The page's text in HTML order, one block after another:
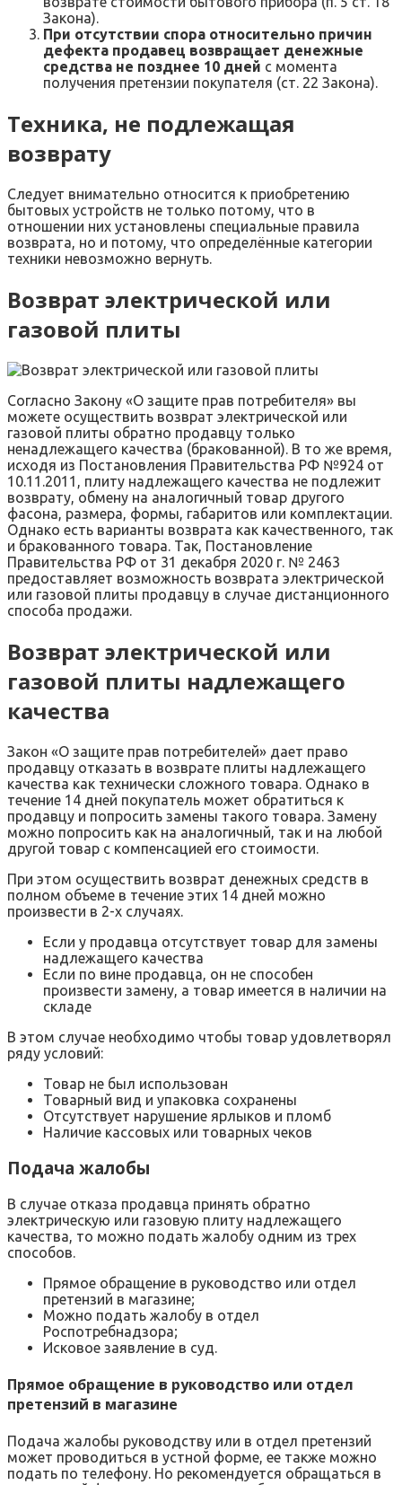
Закона).
При отсутствии спора относительно причин
дефекта продавец возвращает денежные
средства не позднее 10 дней с момента
получения претензии покупателя (ст. 22 Закона).
Техника, не подлежащая
возврату
Следует внимательно относится к приобретению
бытовых устройств не только потому, что в
отношении них установлены специальные правила
возврата, но и потому, что определённые категории
техники невозможно вернуть.
Возврат электрической или
газовой плиты
Согласно Закону «О защите прав потребителя» вы
можете осуществить возврат электрической или
газовой плиты обратно продавцу только
ненадлежащего качества (бракованной). В то же время,
исходя из Постановления Правительства РФ №924 от
10.11.2011, плиту надлежащего качества не подлежит
возврату, обмену на аналогичный товар другого
фасона, размера, формы, габаритов или комплектации.
Однако есть варианты возврата как качественного, так
и бракованного товара. Так, Постановление
Правительства РФ от 31 декабря 2020 г. № 2463
предоставляет возможность возврата электрической
или газовой плиты продавцу в случае дистанционного
способа продажи.
Возврат электрической или
газовой плиты надлежащего
качества
Закон «О защите прав потребителей» дает право
продавцу отказать в возврате плиты надлежащего
качества как технически сложного товара. Однако в
течение 14 дней покупатель может обратиться к
продавцу и попросить замены такого товара. Замену
можно попросить как на аналогичный, так и на любой
другой товар с компенсацией его стоимости.
При этом осуществить возврат денежных средств в
полном объеме в течение этих 14 дней можно
произвести в 2-х случаях.
Если у продавца отсутствует товар для замены
надлежащего качества
Если по вине продавца, он не способен
произвести замену, а товар имеется в наличии на
складе
В этом случае необходимо чтобы товар удовлетворял
ряду условий:
Товар не был использован
Товарный вид и упаковка сохранены
Отсутствует нарушение ярлыков и пломб
Наличие кассовых или товарных чеков
Подача жалобы
В случае отказа продавца принять обратно
электрическую или газовую плиту надлежащего
качества, то можно подать жалобу одним из трех
способов.
Прямое обращение в руководство или отдел
претензий в магазине;
Можно подать жалобу в отдел
Роспотребнадзора;
Исковое заявление в суд.
Прямое обращение в руководство или отдел
претензий в магазине
Подача жалобы руководству или в отдел претензий
может проводиться в устной форме, ее также можно
подать по телефону. Но рекомендуется обращаться в